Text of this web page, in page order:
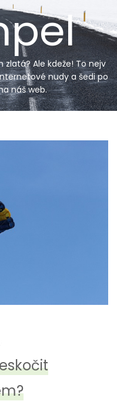
zlatá? Ale kdeže! To nejv
nudy a šedi po
náš web.